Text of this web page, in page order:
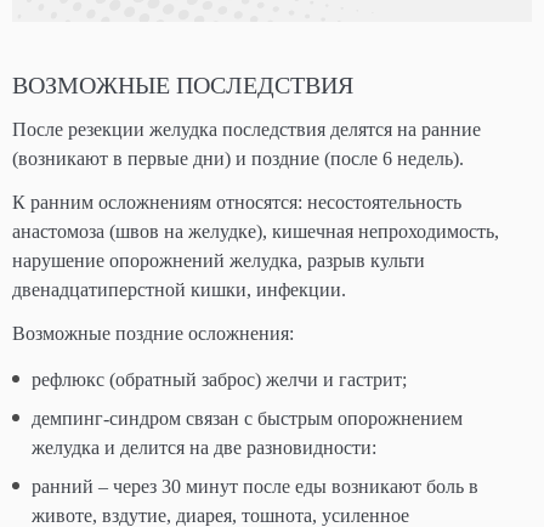
ВОЗМОЖНЫЕ ПОСЛЕДСТВИЯ
После резекции желудка последствия делятся на ранние
(возникают в первые дни) и поздние (после 6 недель).
К ранним осложнениям относятся: несостоятельность
анастомоза (швов на желудке), кишечная непроходимость,
нарушение опорожнений желудка, разрыв культи
двенадцатиперстной кишки, инфекции.
Возможные поздние осложнения:
рефлюкс (обратный заброс) желчи и гастрит;
демпинг-синдром связан с быстрым опорожнением
желудка и делится на две разновидности:
ранний – через 30 минут после еды возникают боль в
животе, вздутие, диарея, тошнота, усиленное